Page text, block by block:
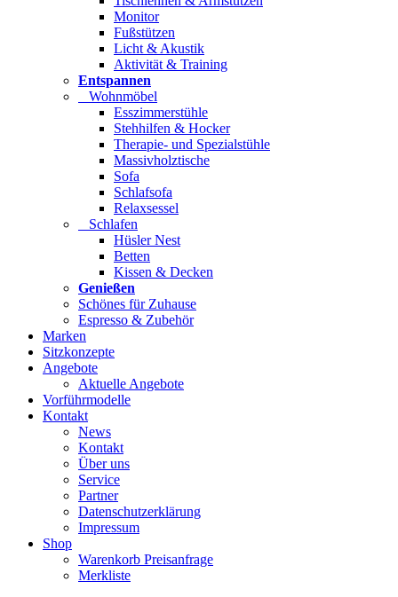
Monitor
Fußstützen
Licht & Akustik
Aktivität & Training
Entspannen
Wohnmöbel
Esszimmerstühle
Stehhilfen & Hocker
Therapie- und Spezialstühle
Massivholztische
Sofa
Schlafsofa
Relaxsessel
Schlafen
Hüsler Nest
Betten
Kissen & Decken
Genießen
Schönes für Zuhause
Espresso & Zubehör
Marken
Sitzkonzepte
Angebote
Aktuelle Angebote
Vorführmodelle
Kontakt
News
Kontakt
Über uns
Service
Partner
Datenschutzerklärung
Impressum
Shop
Warenkorb Preisanfrage
Merkliste